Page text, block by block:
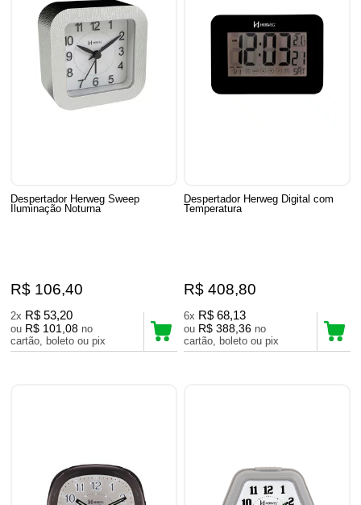
Despertador Herweg Sweep
Iluminação Noturna
R$ 106,40
2x R$ 53,20
ou R$ 101,08 no
cartão, boleto ou pix
Despertador Herweg Digital com
Temperatura
R$ 408,80
6x R$ 68,13
ou R$ 388,36 no
cartão, boleto ou pix